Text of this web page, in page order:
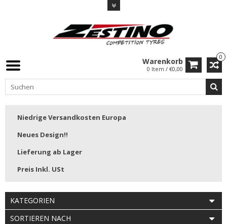
0
Warenkorb
0 Item / €0,00
Niedrige Versandkosten Europa
Neues Design!!
Lieferung ab Lager
Preis Inkl. USt
KATEGORIEN
SORTIEREN NACH